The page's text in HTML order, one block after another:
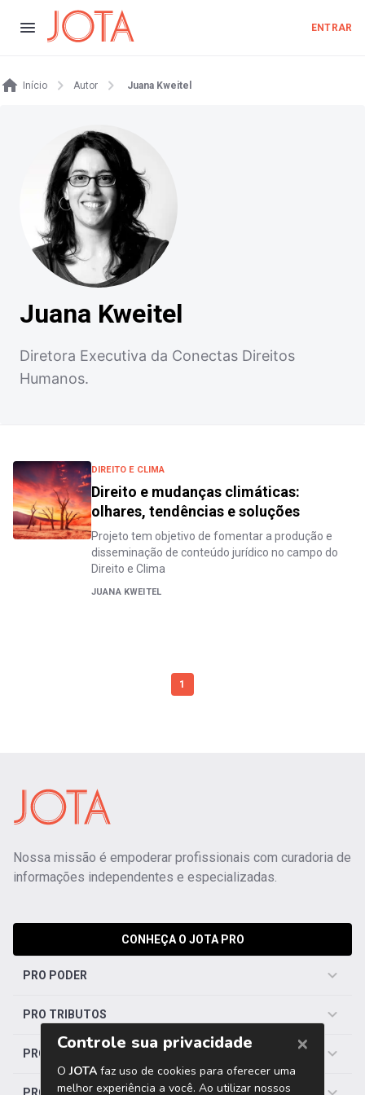
ENTRAR
Início Autor Juana Kweitel
Juana Kweitel
Diretora Executiva da Conectas Direitos
Humanos.
DIREITO E CLIMA
Direito e mudanças climáticas:
olhares, tendências e soluções
Projeto tem objetivo de fomentar a produção e
disseminação de conteúdo jurídico no campo do
Direito e Clima
JUANA KWEITEL
1
Nossa missão é empoderar profissionais com curadoria de
informações independentes e especializadas.
CONHEÇA O JOTA PRO
PRO PODER
PRO TRIBUTOS
PRO TRABALHISTA